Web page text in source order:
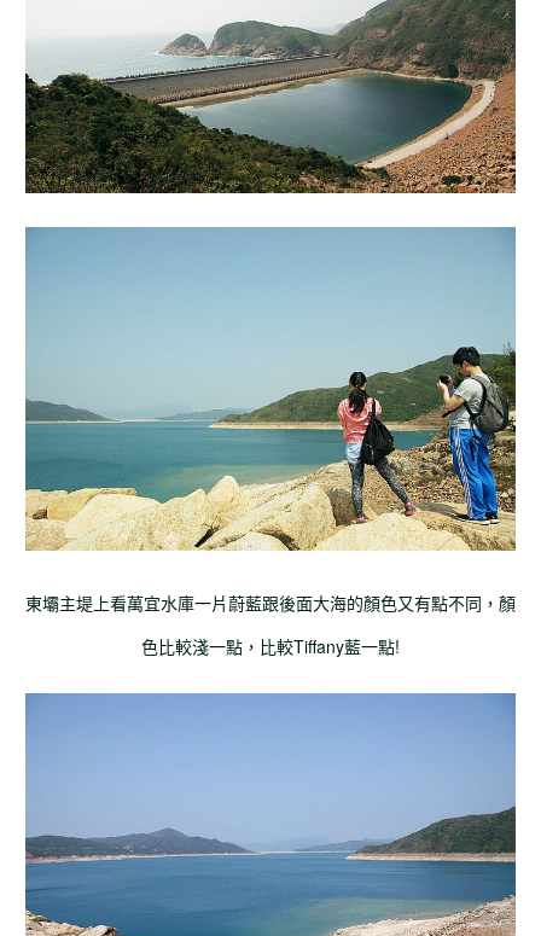
東壩主堤上看萬宜水庫一片蔚藍跟後面大海的顏色又有點不同，顏
色比較淺一點，比較Tiffany藍一點!